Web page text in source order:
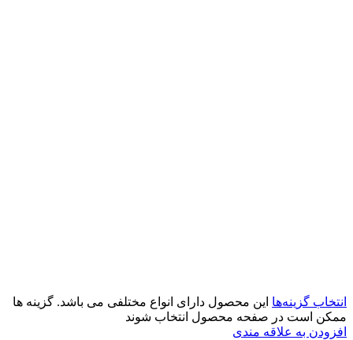
انتخاب گزینه‌ها این محصول دارای انواع مختلفی می باشد. گزینه ها
ممکن است در صفحه محصول انتخاب شوند
افزودن به علاقه مندی